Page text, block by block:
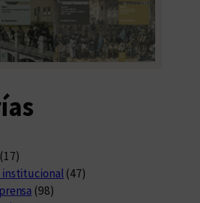
(17)
institucional (47)
(98)